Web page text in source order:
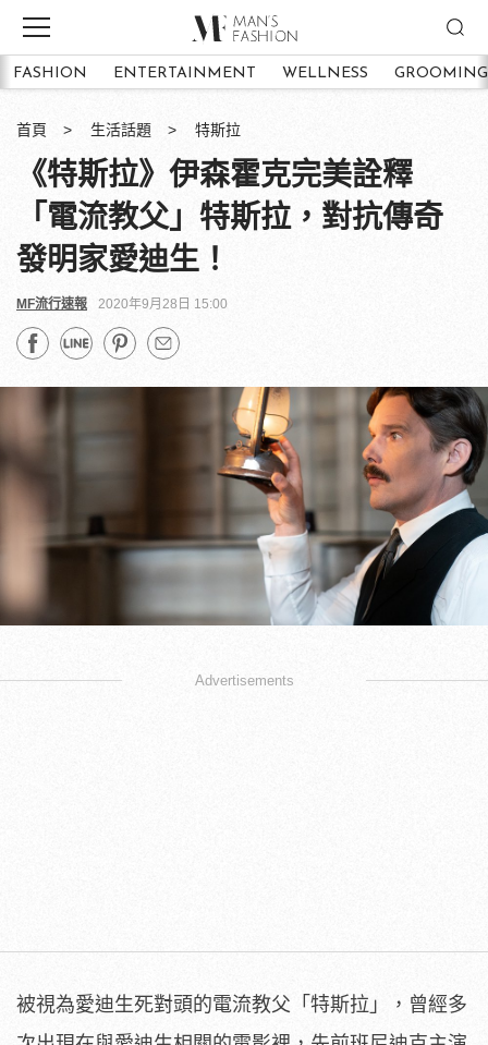
FASHION ENTERTAINMENT WELLNESS GROOMING
首頁 生活話題 特斯拉
《特斯拉》伊森霍克完美詮釋
「電流教父」特斯拉，對抗傳奇
發明家愛迪生！
MF流行速報 2020年9月28日 15:00
Advertisements
被視為愛迪生死對頭的電流教父「特斯拉」，曾經多